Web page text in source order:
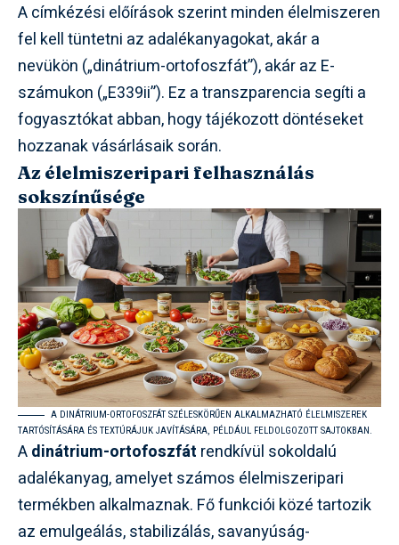
A címkézési előírások szerint minden élelmiszeren
fel kell tüntetni az adalékanyagokat, akár a
nevükön („dinátrium-ortofoszfát”), akár az E-
számukon („E339ii”). Ez a transzparencia segíti a
fogyasztókat abban, hogy tájékozott döntéseket
hozzanak vásárlásaik során.
Az élelmiszeripari felhasználás
sokszínűsége
A DINÁTRIUM-ORTOFOSZFÁT SZÉLESKÖRŰEN ALKALMAZHATÓ ÉLELMISZEREK
TARTÓSÍTÁSÁRA ÉS TEXTÚRÁJUK JAVÍTÁSÁRA, PÉLDÁUL FELDOLGOZOTT SAJTOKBAN.
Adinátrium-ortofoszfát rendkívül sokoldalú
adalékanyag, amelyet számos élelmiszeripari
termékben alkalmaznak. Fő funkciói közé tartozik
az emulgeálás, stabilizálás, savanyúság-